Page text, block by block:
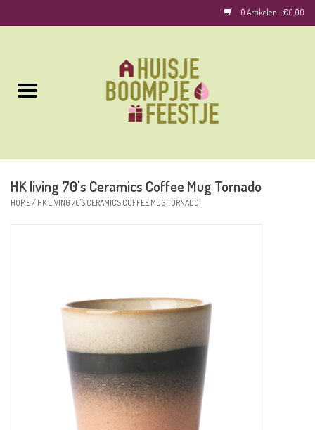
0 Artikelen - €0,00
Woonaccessoires
HK living 70's Ceramics Coffee Mug Tornado
HOME/ HK LIVING 70'S CERAMICS COFFEE MUG TORNADO